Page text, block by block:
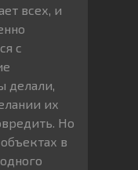
всех, и
с
делали,
их
Но
в